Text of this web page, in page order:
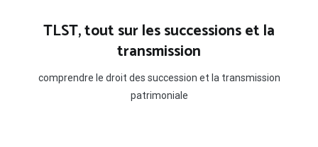
TLST, tout sur les successions et la
transmission
comprendre le droit des succession et la transmission
patrimoniale